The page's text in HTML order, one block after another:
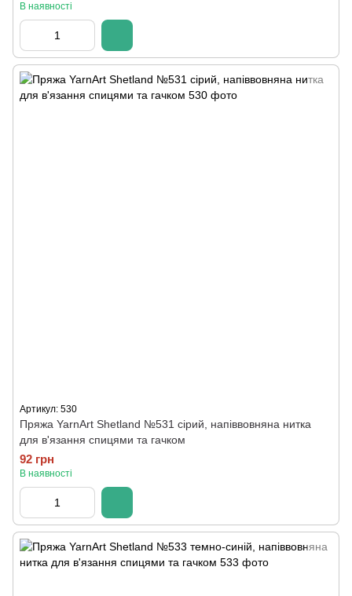
В наявності
Артикул: 530
Пряжа YarnArt Shetland №531 сірий, напіввовняна нитка
для в'язання спицями та гачком
92 грн
В наявності